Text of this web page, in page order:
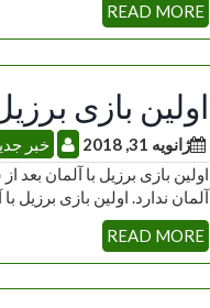
READ MORE
اولین بازی
ژانویه 31, 2018 خبر
آلمان ندارد. اولین بازی برزیل
READ MORE